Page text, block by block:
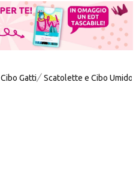
Cibo Gatti Scatolette e Cibo Umido